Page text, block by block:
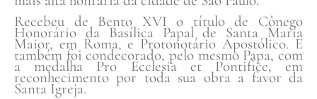
Recebeu de Bento XVI o título de Cônego
Honorário da Basílica Papal de Santa Maria
Maior, em Roma, e Protonotário Apostólico. E
também foi condecorado, pelo mesmo Papa, com
a medalha Pro Ecclesia et Pontifice, em
reconhecimento por toda sua obra a favor da
Santa Igreja.